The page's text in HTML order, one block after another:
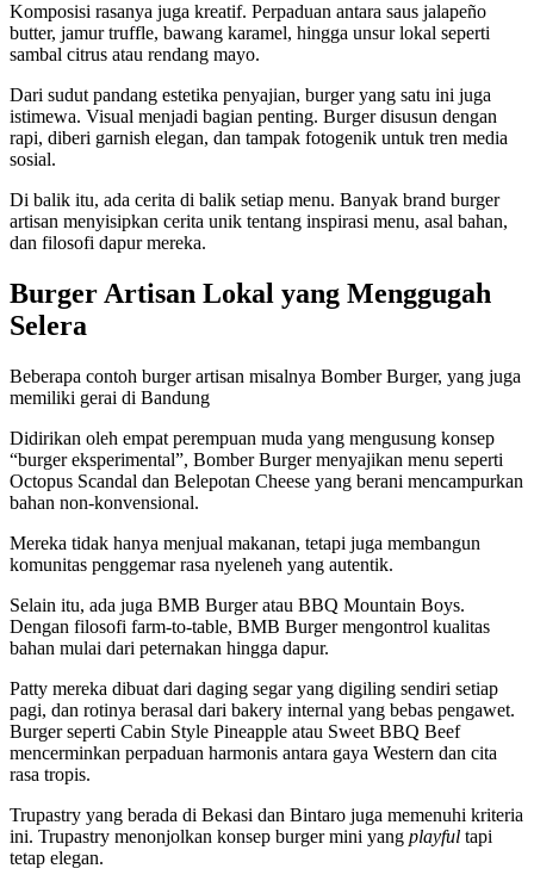
Komposisi rasanya juga kreatif. Perpaduan antara saus jalapeño
butter, jamur truffle, bawang karamel, hingga unsur lokal seperti
sambal citrus atau rendang mayo.
Dari sudut pandang estetika penyajian, burger yang satu ini juga
istimewa. Visual menjadi bagian penting. Burger disusun dengan
rapi, diberi garnish elegan, dan tampak fotogenik untuk tren media
sosial.
Di balik itu, ada cerita di balik setiap menu. Banyak brand burger
artisan menyisipkan cerita unik tentang inspirasi menu, asal bahan,
dan filosofi dapur mereka.
Burger Artisan Lokal yang Menggugah
Selera
Beberapa contoh burger artisan misalnya Bomber Burger, yang juga
memiliki gerai di Bandung
Didirikan oleh empat perempuan muda yang mengusung konsep
“burger eksperimental”, Bomber Burger menyajikan menu seperti
Octopus Scandal dan Belepotan Cheese yang berani mencampurkan
bahan non-konvensional.
Mereka tidak hanya menjual makanan, tetapi juga membangun
komunitas penggemar rasa nyeleneh yang autentik.
Selain itu, ada juga BMB Burger atau BBQ Mountain Boys.
Dengan filosofi farm-to-table, BMB Burger mengontrol kualitas
bahan mulai dari peternakan hingga dapur.
Patty mereka dibuat dari daging segar yang digiling sendiri setiap
pagi, dan rotinya berasal dari bakery internal yang bebas pengawet.
Burger seperti Cabin Style Pineapple atau Sweet BBQ Beef
mencerminkan perpaduan harmonis antara gaya Western dan cita
rasa tropis.
Trupastry yang berada di Bekasi dan Bintaro juga memenuhi kriteria
ini. Trupastry menonjolkan konsep burger mini yang playful tapi
tetap elegan.